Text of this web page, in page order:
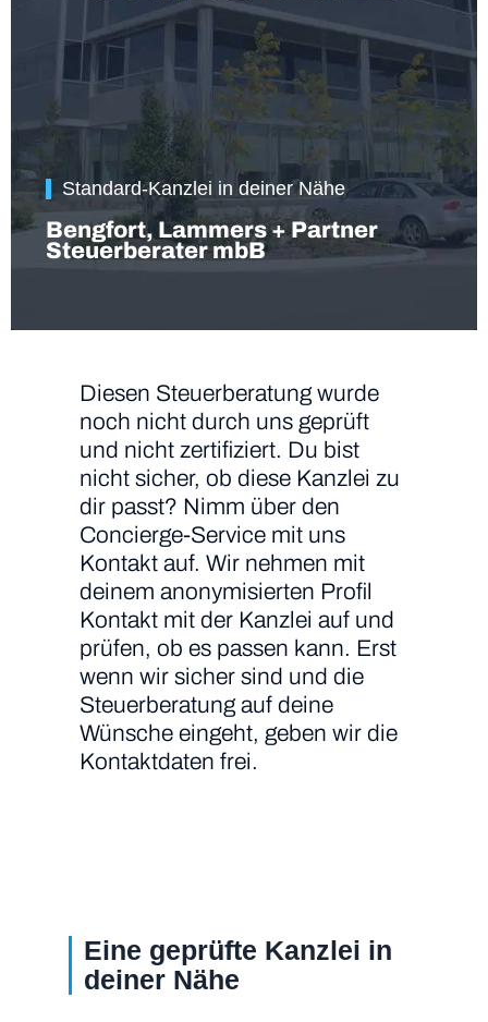
Standard-Kanzlei in deiner Nähe
Bengfort, Lammers + Partner
Steuerberater mbB
Diesen Steuerberatung wurde
noch nicht durch uns geprüft
und nicht zertifiziert. Du bist
nicht sicher, ob diese Kanzlei zu
dir passt? Nimm über den
Concierge-Service mit uns
Kontakt auf. Wir nehmen mit
deinem anonymisierten Profil
Kontakt mit der Kanzlei auf und
prüfen, ob es passen kann. Erst
wenn wir sicher sind und die
Steuerberatung auf deine
Wünsche eingeht, geben wir die
Kontaktdaten frei.
Eine geprüfte Kanzlei in
deiner Nähe